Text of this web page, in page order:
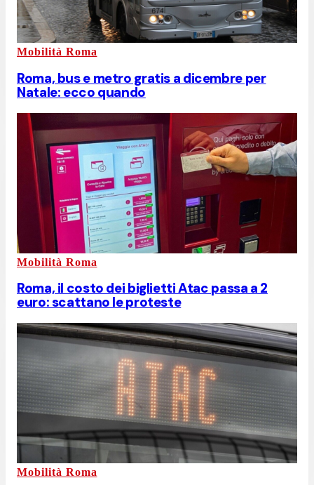
Mobilità Roma
Roma, bus e metro gratis a dicembre per
Natale: ecco quando
Mobilità Roma
Roma, il costo dei biglietti Atac passa a 2
euro: scattano le proteste
Mobilità Roma